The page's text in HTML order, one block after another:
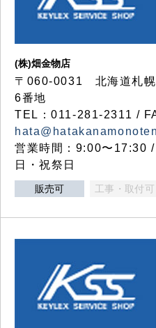
(株)畑金物店
〒060-0031 北海道札幌
6番地
TEL：011-281-2311 /
営業時間：9:00〜17:30
日・祝祭日
販売可 工事・取付可